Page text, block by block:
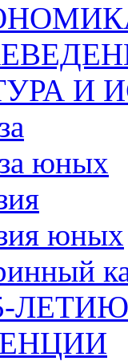
И
юных
юных